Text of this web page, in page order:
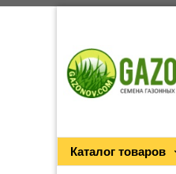
Каталог товаров